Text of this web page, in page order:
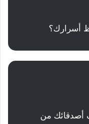
أسرارك؟
أصدقائك من